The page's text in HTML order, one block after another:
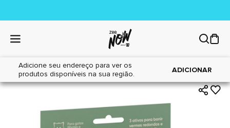
Adicione seu endereço para ver os
produtos disponíveis na sua região.
ADICIONAR
Home|Gatos|Farmácia